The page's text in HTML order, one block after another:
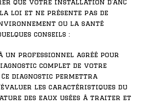
que votre installation d’ANC
loi et ne présente pas de
ou la santé
conseils :
un professionnel agréé pour
complet de votre
diagnostic permettra
les caractéristiques du
des eaux usées à traiter et